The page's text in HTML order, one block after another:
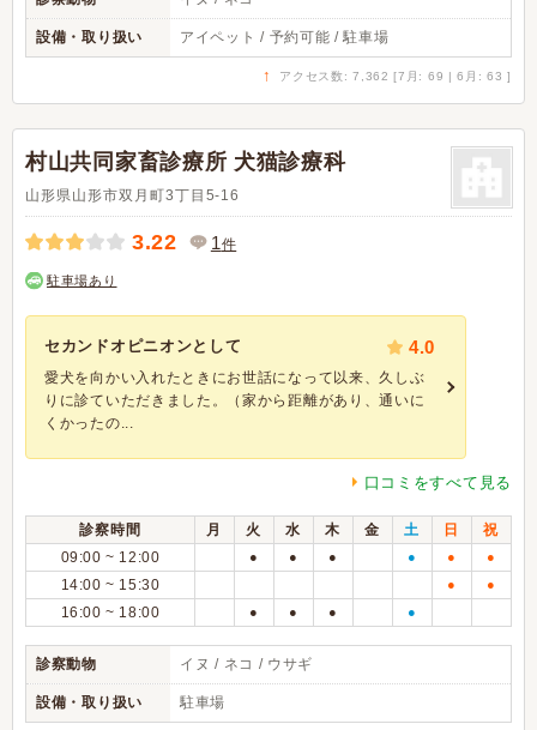
設備・取り扱い アイペット / 予約可能 / 駐車場
↑ アクセス数: 7,362 [7月: 69 | 6月: 63 ]
村山共同家畜診療所 犬猫診療科
山形県山形市双月町3丁目5-16
3.22 1件
駐車場あり
セカンドオピニオンとして 4.0
愛犬を向かい入れたときにお世話になって以来、久しぶ
りに診ていただきました。（家から距離があり、通いに
くかったの...
口コミをすべて見る
診察時間 月 火 水 木 金 土 日
祝
09:00 ~ 12:00
● ● ● ● ● ●
14:00 ~ 15:30 ● ●
16:00 ~ 18:00 ● ● ● ●
診察動物 イヌ / ネコ / ウサギ
設備・取り扱い 駐車場